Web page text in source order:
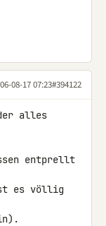
08-17 07:23#394122
alles
entprellt
es völlig